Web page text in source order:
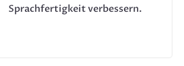
Sprachfertigkeit verbessern.